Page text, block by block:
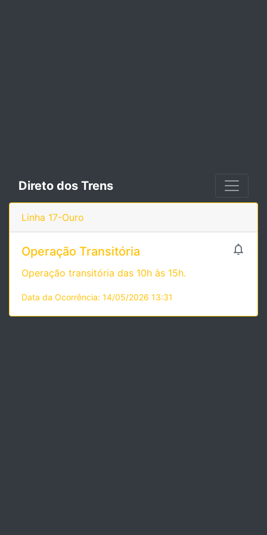
Direto dos Trens
Linha 17-Ouro

Operação Transitória
Operação transitória das 10h às 15h.
Data da Ocorrência: 14/05/2026 13:31